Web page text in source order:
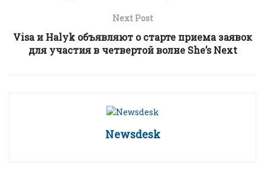
Next Post
Visa и Halyk объявляют о старте приема заявок
для участия в четвертой волне She’s Next
Newsdesk